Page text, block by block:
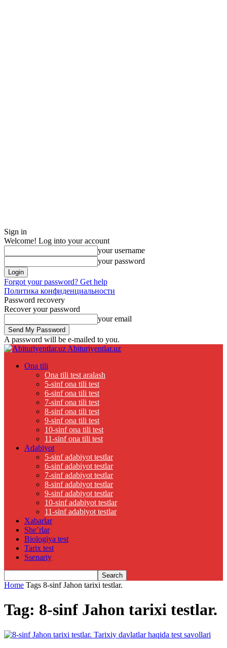
Sign in
Welcome! Log into your account
your username
your password
Forgot your password? Get help
Политика конфиденциальности
Password recovery
Recover your password
your email
A password will be e-mailed to you.
Abituriyentlar.uz
Ona tili
Ona tili test aralash
5-sinf ona tili test
6-sinf ona tili test
7-sinf ona tili test
8-sinf ona tili test
9-sinf ona tili test
10-sinf ona tili test
11-sinf ona tili test
Adabiyot
5-sinf adabiyot testlar
6-sinf adabiyot testlar
7-sinf adabiyot testlar
8-sinf adabiyot testlar
9-sinf adabiyot testlar
10-sinf adabiyot testlar
11-sinf adabiyot testlar
Xabarlar
She’rlar
Biologiya test
Tarix test
Ssenariy
Home Tags 8-sinf Jahon tarixi testlar.
Tag: 8-sinf Jahon tarixi testlar.